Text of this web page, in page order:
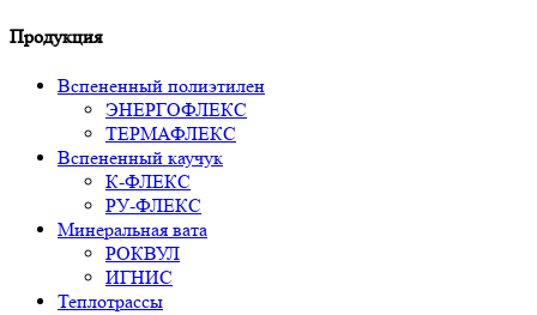
Продукция
Вспененный полиэтилен
ЭНЕРГОФЛЕКС
ТЕРМАФЛЕКС
Вспененный каучук
К-ФЛЕКС
РУ-ФЛЕКС
Минеральная вата
РОКВУЛ
ИГНИС
Теплотрассы